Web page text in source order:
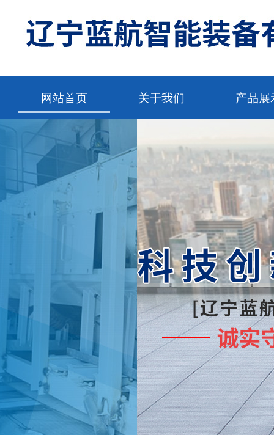
网站首页 关于我们 产品展